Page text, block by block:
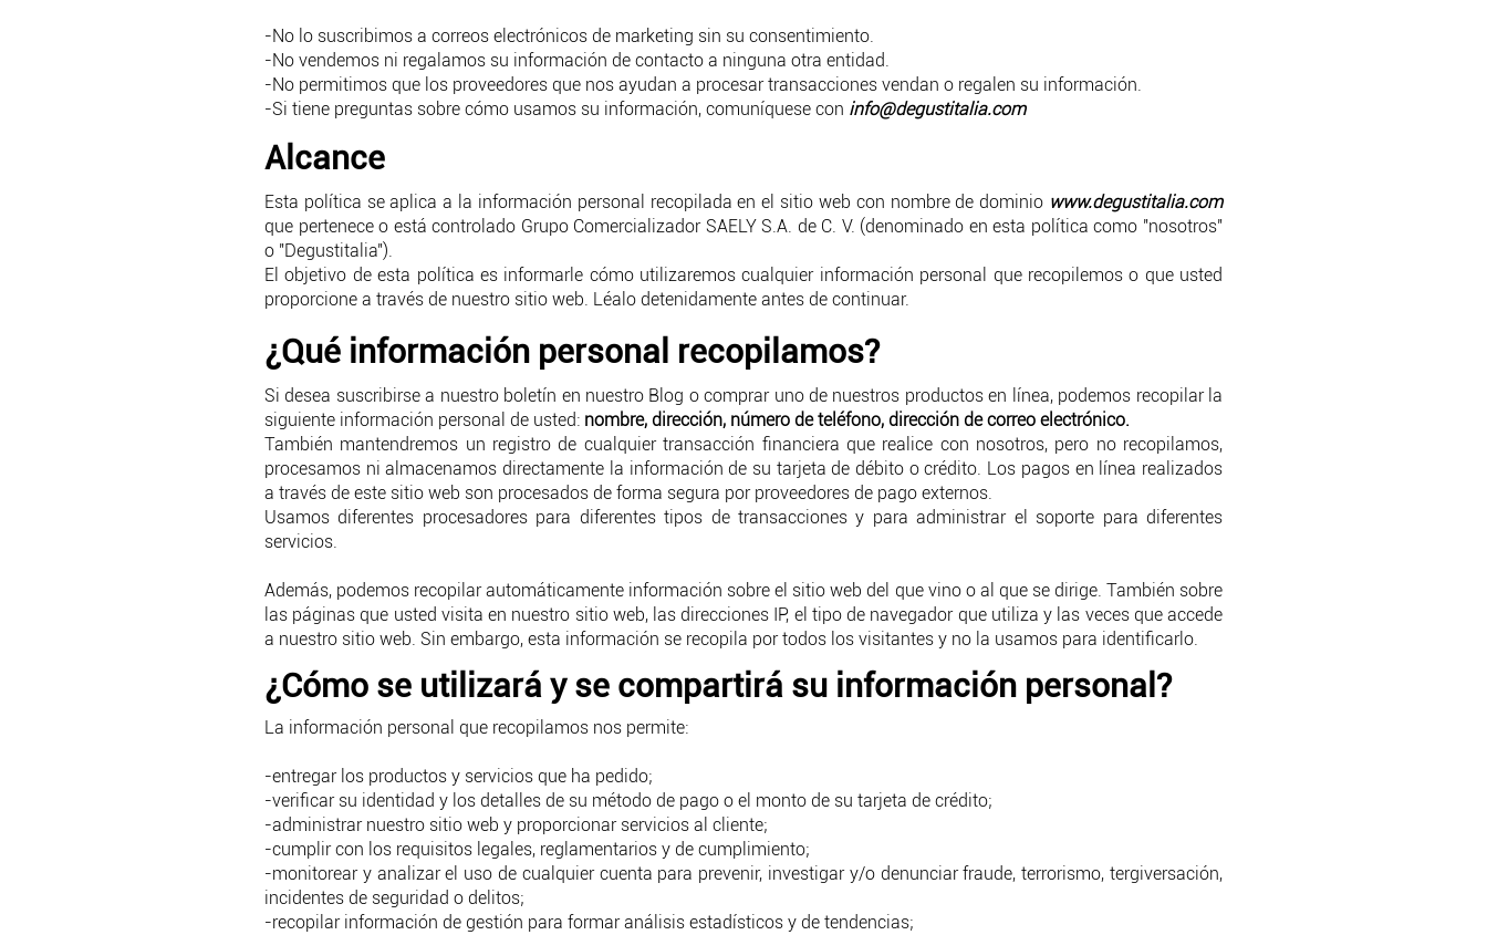
-No lo suscribimos a correos electrónicos de marketing sin su consentimiento.
-No vendemos ni regalamos su información de contacto a ninguna otra entidad.
-No permitimos que los proveedores que nos ayudan a procesar transacciones vendan o regalen su información.
-Si tiene preguntas sobre cómo usamos su información, comuníquese con info@degustitalia.com
Alcance
Esta política se aplica a la información personal recopilada en el sitio web con nombre de dominio www.degustitalia.com
que pertenece o está controlado Grupo Comercializador SAELY S.A. de C. V. (denominado en esta política como "nosotros"
o "Degustitalia").
El objetivo de esta política es informarle cómo utilizaremos cualquier información personal que recopilemos o que usted
proporcione a través de nuestro sitio web. Léalo detenidamente antes de continuar.
¿Qué información personal recopilamos?
Si desea suscribirse a nuestro boletín en nuestro Blog o comprar uno de nuestros productos en línea, podemos recopilar la
siguiente información personal de usted: nombre, dirección, número de teléfono, dirección de correo electrónico.
También mantendremos un registro de cualquier transacción financiera que realice con nosotros, pero no recopilamos,
procesamos ni almacenamos directamente la información de su tarjeta de débito o crédito. Los pagos en línea realizados
a través de este sitio web son procesados ​​de forma segura por proveedores de pago externos.
Usamos diferentes procesadores para diferentes tipos de transacciones y para administrar el soporte para diferentes
servicios.
Además, podemos recopilar automáticamente información sobre el sitio web del que vino o al que se dirige. También sobre
las páginas que usted visita en nuestro sitio web, las direcciones IP, el tipo de navegador que utiliza y las veces que accede
a nuestro sitio web. Sin embargo, esta información se recopila por todos los visitantes y no la usamos para identificarlo.
¿Cómo se utilizará y se compartirá su información personal?
La información personal que recopilamos nos permite:
-entregar los productos y servicios que ha pedido;
-verificar su identidad y los detalles de su método de pago o el monto de su tarjeta de crédito;
-administrar nuestro sitio web y proporcionar servicios al cliente;
-cumplir con los requisitos legales, reglamentarios y de cumplimiento;
-monitorear y analizar el uso de cualquier cuenta para prevenir, investigar y/o denunciar fraude, terrorismo, tergiversación,
incidentes de seguridad o delitos;
-recopilar información de gestión para formar análisis estadísticos y de tendencias;